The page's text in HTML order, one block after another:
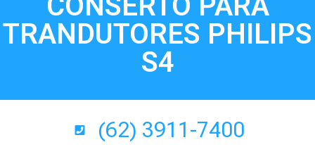
TRANDUTORES PHILIPS
S4
(62) 3911-7400